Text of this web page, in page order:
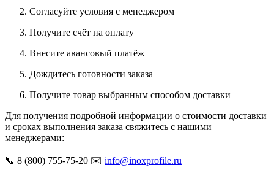
Согласуйте условия с менеджером
Получите счёт на оплату
Внесите авансовый платёж
Дождитесь готовности заказа
Получите товар выбранным способом доставки
Для получения подробной информации о стоимости доставки
и сроках выполнения заказа свяжитесь с нашими
менеджерами:
📞 8 (800) 755-75-20 ✉️ info@inoxprofile.ru